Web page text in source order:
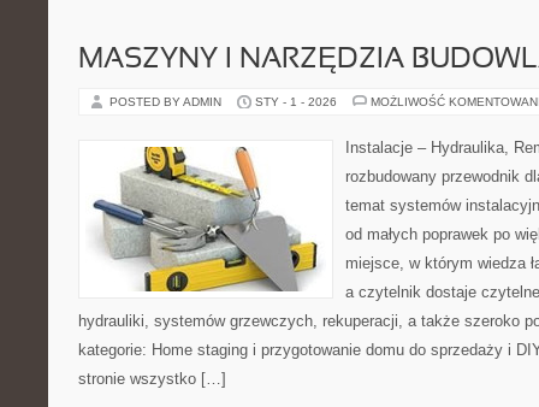
MASZYNY I NARZĘDZIA
POSTED BY ADMIN STY - 1 - 2026 MOŻLIWOŚĆ
Instalacje – Hydraulika,
rozbudowany przewodnik
temat systemów
od małych poprawek po
miejsce, w którym wiedza
a czytelnik dostaje
hydrauliki, systemów grzewczych, rekuperacji, a także szeroko
kategorie: Home staging i przygotowanie domu do sprzedaży i
stronie wszystko […]